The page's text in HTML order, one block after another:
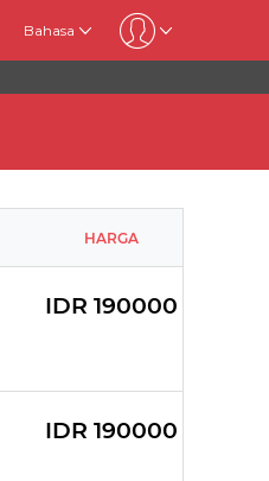
Bahasa
HARGA
IDR 190000
IDR 190000